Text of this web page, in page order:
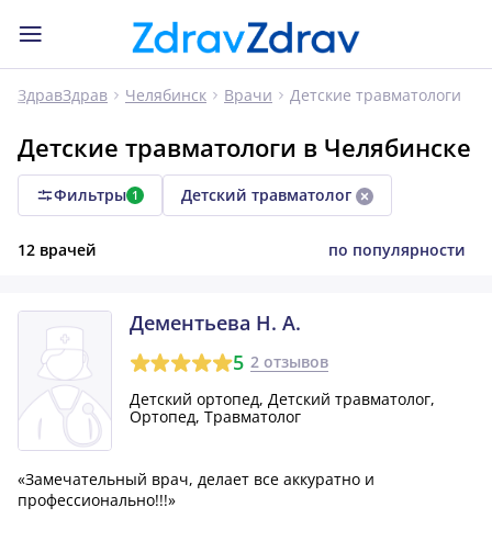
ЗдравЗдрав Челябинск Врачи Детские травматологи
Детские травматологи в Челябинске
Фильтры 1 Детский травматолог
12 врачей по популярности
Дементьева Н. А.
5 2 отзывов
Детский ортопед, Детский травматолог,
Ортопед, Травматолог
«Замечательный врач, делает все аккуратно и
профессионально!!!»